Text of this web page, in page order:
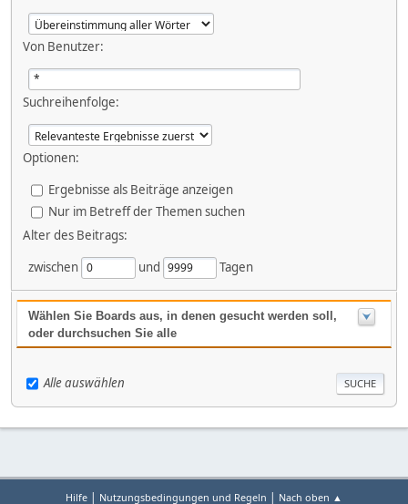
Von Benutzer:
Suchreihenfolge:
Optionen:
Ergebnisse als Beiträge anzeigen
Nur im Betreff der Themen suchen
Alter des Beitrags:
zwischen
und Tagen
Wählen Sie Boards aus, in denen gesucht werden soll,
oder durchsuchen Sie alle
Alle auswählen
Hilfe | Nutzungsbedingungen und Regeln | Nach oben ▲